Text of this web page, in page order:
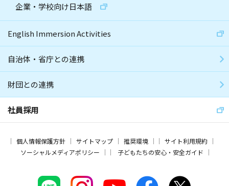
企業・学校向け日本語
English Immersion Activities
自治体・省庁との連携
財団との連携
社員採用
個人情報保護方針 サイトマップ 推奨環境
サイト利用規約
ソーシャルメディアポリシー
子どもたちの安心・安全ガイド